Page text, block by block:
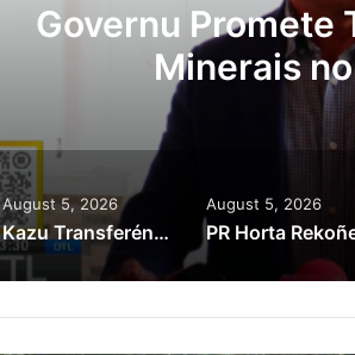
Promete Tau
Minerais no Setór
August 5, 2026
Kazu Transferénsia Osan Millaun 42 Husi Singapura, Advogadu Sei Halo Rekursu
August 5, 2026